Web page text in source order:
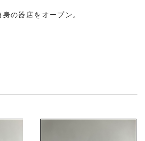
身の器店をオープン。